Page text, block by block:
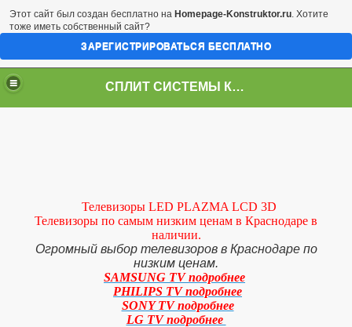
СПЛИТ СИСТЕМЫ КРАСНОДАР
Телевизоры LED PLAZMA LCD 3D
Телевизоры по самым низким ценам в Краснодаре в
наличии.
Огромный выбор телевизоров в Краснодаре по
низким ценам.
SAMSUNG TV подробнее
PHILIPS TV подробнее
SONY TV подробнее
LG TV подробнее
Этот сайт был создан бесплатно на Homepage-Konstruktor.ru. Хотите
тоже иметь собственный сайт?
ЗАРЕГИСТРИРОВАТЬСЯ БЕСПЛАТНО